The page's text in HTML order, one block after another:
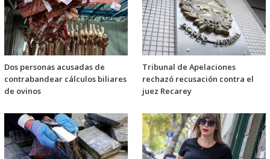
Dos personas acusadas de
contrabandear cálculos biliares
de ovinos
Tribunal de Apelaciones
rechazó recusación contra el
juez Recarey